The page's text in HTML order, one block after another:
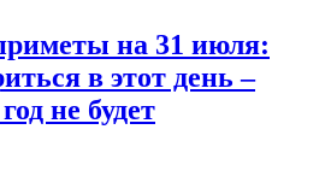
на 31 июля:
в этот день –
не будет